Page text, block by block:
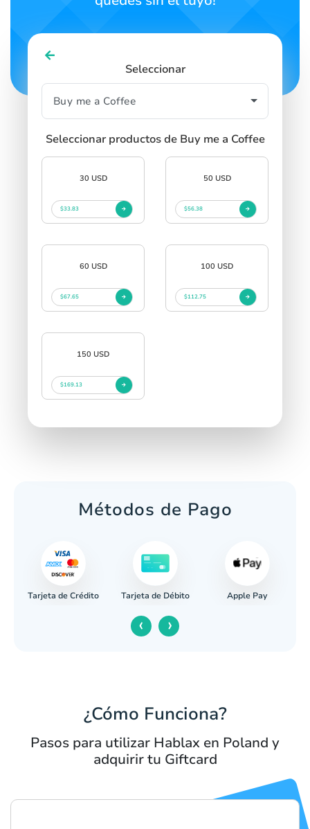
Seleccionar
Seleccionar productos de Buy me a Coffee
30 USD
$33.83
50 USD
$56.38
60 USD
$67.65
100 USD
$112.75
150 USD
$169.13
Métodos de Pago
Tarjeta de Crédito Tarjeta de Débito Apple Pay
‹ ›
¿Cómo Funciona?
Pasos para utilizar Hablax en Poland y
adquirir tu Giftcard